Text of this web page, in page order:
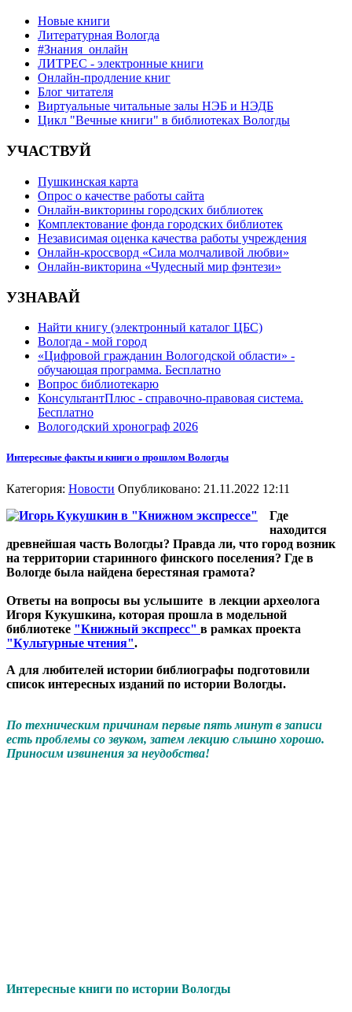
Новые книги
Литературная Вологда
#Знания_онлайн
ЛИТРЕС - электронные книги
Онлайн-продление книг
Блог читателя
Виртуальные читальные залы НЭБ и НЭДБ
Цикл "Вечные книги" в библиотеках Вологды
УЧАСТВУЙ
Пушкинская карта
Опрос о качестве работы сайта
Онлайн-викторины городских библиотек
Комплектование фонда городских библиотек
Независимая оценка качества работы учреждения
Онлайн-кроссворд «Сила молчаливой любви»
Онлайн-викторина «Чудесный мир фэнтези»
УЗНАВАЙ
Найти книгу (электронный каталог ЦБС)
Вологда - мой город
«Цифровой гражданин Вологодской области» -
обучающая программа. Бесплатно
Вопрос библиотекарю
КонсультантПлюс - справочно-правовая система.
Бесплатно
Вологодский хронограф 2026
Интересные факты и книги о прошлом Вологды
Категория: Новости Опубликовано: 21.11.2022 12:11
Где
находится
древнейшая часть Вологды? Правда ли, что город возник
на территории старинного финского поселения? Где в
Вологде была найдена берестяная грамота?
Ответы на вопросы вы услышите в лекции археолога
Игоря Кукушкина, которая прошла в модельной
библиотеке "Книжный экспресс" в рамках проекта
"Культурные чтения".
А для любителей истории библиографы подготовили
список интересных изданий по истории Вологды.
По техническим причинам первые пять минут в записи
есть проблемы со звуком, затем лекцию слышно хорошо.
Приносим извинения за неудобства!
Интересные книги по истории Вологды